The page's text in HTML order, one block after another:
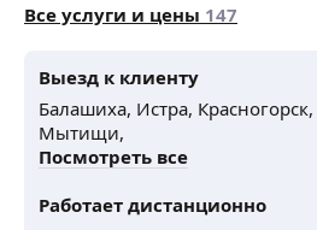
Все услуги и цены 147
Выезд к клиенту
Балашиха, Истра, Красногорск,
Мытищи,
Посмотреть все
Работает дистанционно